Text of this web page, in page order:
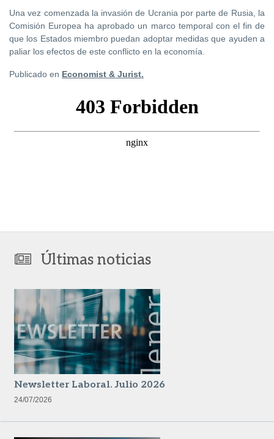
Una vez comenzada la invasión de Ucrania por parte de Rusia, la
Comisión Europea ha aprobado un marco temporal con el fin de
que los Estados miembro puedan adoptar medidas que ayuden a
paliar los efectos de este conflicto en la economía.
Publicado en Economist & Jurist.
Últimas noticias
Newsletter Laboral. Julio 2026
24/07/2026